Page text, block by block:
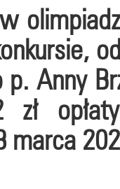
Anny
zł
marca